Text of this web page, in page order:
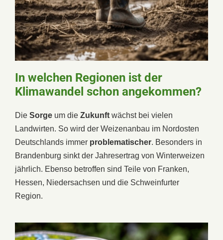
In welchen Regionen ist der
Klimawandel schon angekommen?
Die Sorge um die Zukunft wächst bei vielen
Landwirten. So wird der Weizenanbau im Nordosten
Deutschlands immer problematischer. Besonders in
Brandenburg sinkt der Jahresertrag von Winterweizen
jährlich. Ebenso betroffen sind Teile von Franken,
Hessen, Niedersachsen und die Schweinfurter
Region.